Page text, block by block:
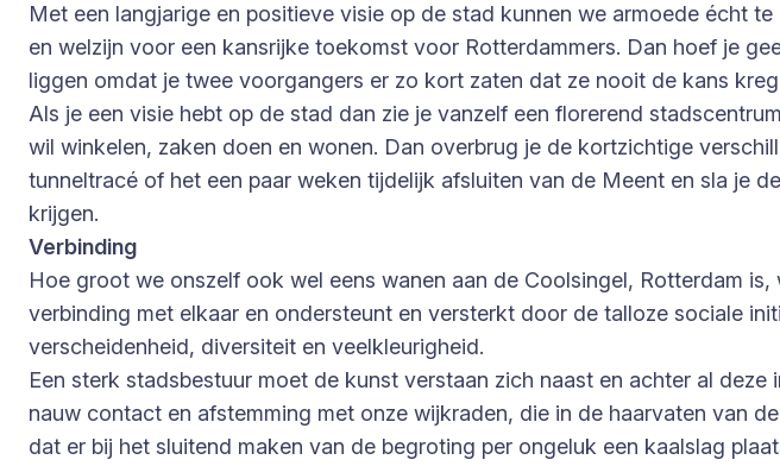
Met een langjarige en positieve visie op de stad kunnen we armoede écht
en welzijn voor een kansrijke toekomst voor Rotterdammers. Dan hoef je
liggen omdat je twee voorgangers er zo kort zaten dat ze nooit de kans
Als je een visie hebt op de stad dan zie je vanzelf een florerend
wil winkelen, zaken doen en wonen. Dan overbrug je de kortzichtige
tunneltracé of het een paar weken tijdelijk afsluiten van de Meent en sla je
krijgen.
Verbinding
Hoe groot we onszelf ook wel eens wanen aan de Coolsingel, Rotterdam
verbinding met elkaar en ondersteunt en versterkt door de talloze sociale
verscheidenheid, diversiteit en veelkleurigheid.
Een sterk stadsbestuur moet de kunst verstaan zich naast en achter al
nauw contact en afstemming met onze wijkraden, die in de haarvaten van
dat er bij het sluitend maken van de begroting per ongeluk een kaalslag